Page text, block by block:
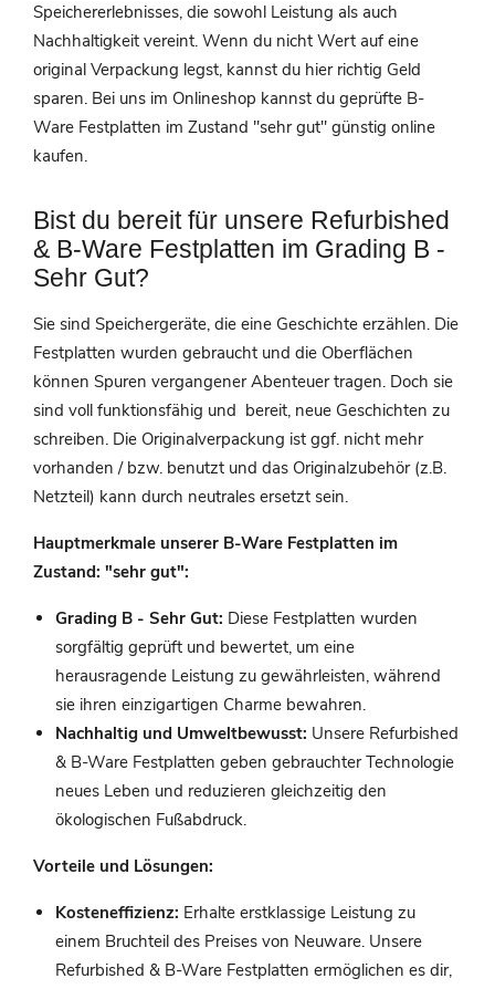
Speichererlebnisses, die sowohl Leistung als auch
Nachhaltigkeit vereint. Wenn du nicht Wert auf eine
original Verpackung legst, kannst du hier richtig Geld
sparen. Bei uns im Onlineshop kannst du geprüfte B-
Ware Festplatten im Zustand "sehr gut" günstig online
kaufen.
Bist du bereit für unsere Refurbished
& B-Ware Festplatten im Grading B -
Sehr Gut?
Sie sind Speichergeräte, die eine Geschichte erzählen. Die
Festplatten wurden gebraucht und die Oberflächen
können Spuren vergangener Abenteuer tragen. Doch sie
sind voll funktionsfähig und bereit, neue Geschichten zu
schreiben. Die Originalverpackung ist ggf. nicht mehr
vorhanden / bzw. benutzt und das Originalzubehör (z.B.
Netzteil) kann durch neutrales ersetzt sein.
Hauptmerkmale unserer B-Ware Festplatten im
Zustand: "sehr gut":
Grading B - Sehr Gut: Diese Festplatten wurden
sorgfältig geprüft und bewertet, um eine
herausragende Leistung zu gewährleisten, während
sie ihren einzigartigen Charme bewahren.
Nachhaltig und Umweltbewusst: Unsere Refurbished
& B-Ware Festplatten geben gebrauchter Technologie
neues Leben und reduzieren gleichzeitig den
ökologischen Fußabdruck.
Vorteile und Lösungen:
Kosteneffizienz: Erhalte erstklassige Leistung zu
einem Bruchteil des Preises von Neuware. Unsere
Refurbished & B-Ware Festplatten ermöglichen es dir,